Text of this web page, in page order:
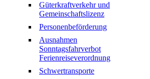
Güterkraftverkehr und
Gemeinschaftslizenz
Personenbeförderung
Ausnahmen
Sonntagsfahrverbot
Ferienreiseverordnung
Schwertransporte